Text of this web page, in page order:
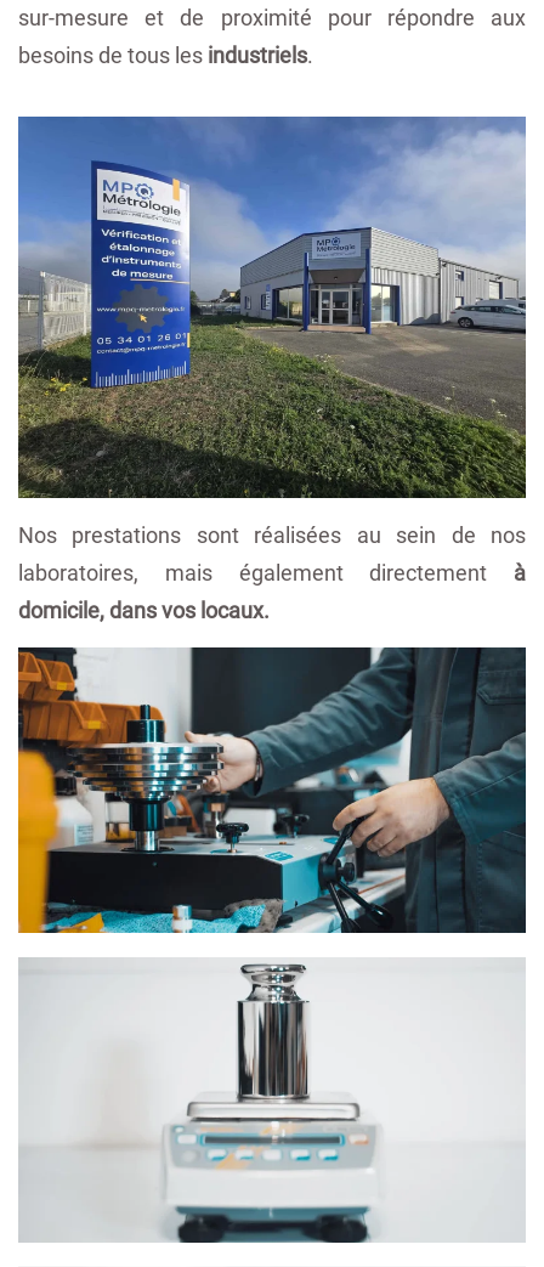
sur-mesure et de proximité pour répondre aux
besoins de tous les industriels.
Nos prestations sont réalisées au sein de nos
laboratoires, mais également directement à
domicile, dans vos locaux.